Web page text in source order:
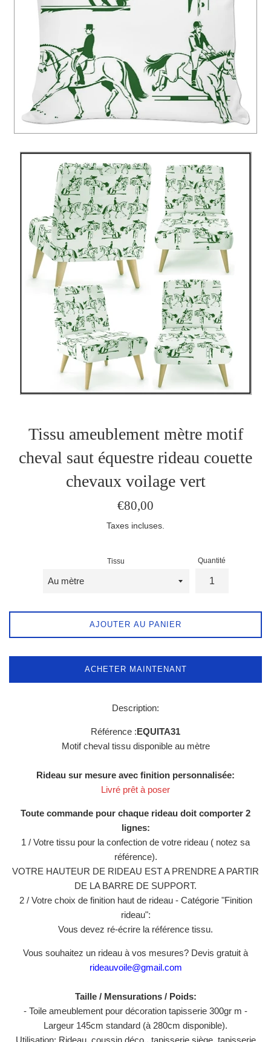
Tissu ameublement mètre motif
cheval saut équestre rideau couette
chevaux voilage vert
Prix
€80,00
Taxes incluses.
Tissu Quantité
AJOUTER AU PANIER
ACHETER MAINTENANT
Description:
Référence :EQUITA31
Motif cheval tissu disponible au mètre
Rideau sur mesure avec finition personnalisée:
Livré prêt à poser
Toute commande pour chaque rideau doit comporter 2
lignes:
1 / Votre tissu pour la confection de votre rideau ( notez sa
référence).
VOTRE HAUTEUR DE RIDEAU EST A PRENDRE A PARTIR
DE LA BARRE DE SUPPORT.
2 / Votre choix de finition haut de rideau - Catégorie "Finition
rideau":
Vous devez ré-écrire la référence tissu.
Vous souhaitez un rideau à vos mesures? Devis gratuit à
rideauvoile@gmail.com
Taille / Mensurations / Poids:
- Toile ameublement pour décoration tapisserie 300gr m -
Largeur 145cm standard (à 280cm disponible).
Utilisation: Rideau, coussin déco., tapisserie siège, tapisserie